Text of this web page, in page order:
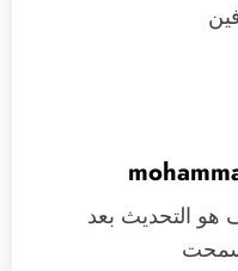
هو التحديث بعد
سمحت